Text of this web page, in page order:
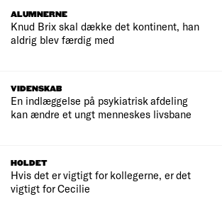
ALUMNERNE
Knud Brix skal dække det kontinent, han
aldrig blev færdig med
VIDENSKAB
En indlæggelse på psykiatrisk afdeling
kan ændre et ungt menneskes livsbane
HOLDET
Hvis det er vigtigt for kollegerne, er det
vigtigt for Cecilie